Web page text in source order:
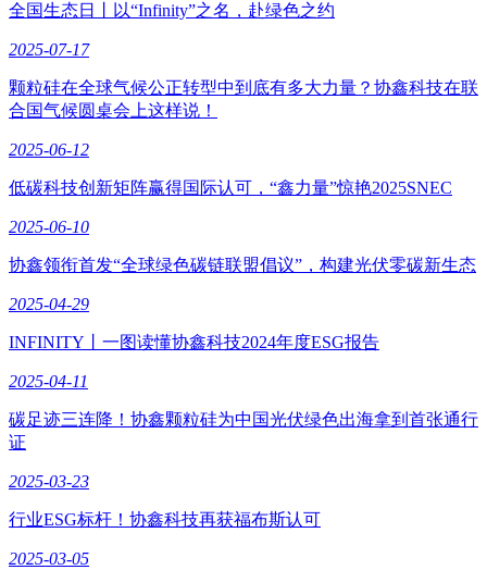
全国生态日丨以“Infinity”之名，赴绿色之约
2025-07-17
颗粒硅在全球气候公正转型中到底有多大力量？协鑫科技在联
合国气候圆桌会上这样说！
2025-06-12
低碳科技创新矩阵赢得国际认可，“鑫力量”惊艳2025SNEC
2025-06-10
协鑫领衔首发“全球绿色碳链联盟倡议”，构建光伏零碳新生态
2025-04-29
INFINITY丨一图读懂协鑫科技2024年度ESG报告
2025-04-11
碳足迹三连降！协鑫颗粒硅为中国光伏绿色出海拿到首张通行
证
2025-03-23
行业ESG标杆！协鑫科技再获福布斯认可
2025-03-05